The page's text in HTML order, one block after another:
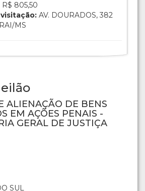
R$ 805,50
AV. DOURADOS, 382
MS
ALIENAÇÃO DE BENS
EM AÇÕES PENAIS -
GERAL DE JUSTIÇA
SUL